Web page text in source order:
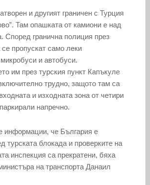
и другият граничен с Турция
Там опашката от камиони е над
Според гранична полиция през
се пропускат само леки
и автобуси.
им през турския пункт Капъкуле
трудно, защото там са
и изходната зона от четири
напречно.
информации, че България е
турската блокада и проверките на
инспекция са прекратени, бяха
на транспорта Данаил